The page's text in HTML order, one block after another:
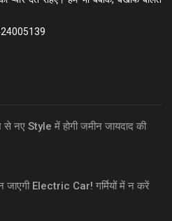
Style में होगी जमीन जायदाद की
जाएगी Electric Car! गर्मियों में न करें